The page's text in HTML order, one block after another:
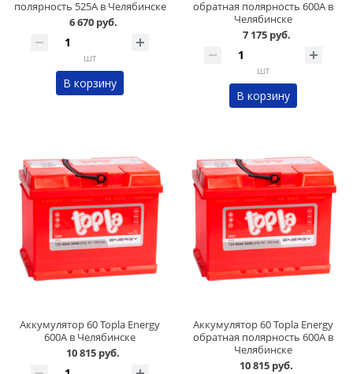
полярность 525А в Челябинске
6 670 руб.
шт
В корзину
обратная полярность 600А в
Челябинске
7 175 руб.
шт
В корзину
Аккумулятор 60 Topla Energy
600А в Челябинске
10 815 руб.
Аккумулятор 60 Topla Energy
обратная полярность 600А в
Челябинске
10 815 руб.